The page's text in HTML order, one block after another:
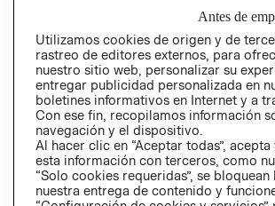
Perú (S/)
Antes de
Utilizamos cookies de origen y de
rastreo de editores externos, para
nuestro sitio web, personalizar su
entregar publicidad personalizada en
boletines informativos en Internet y a
Con ese fin, recopilamos información
navegación y el dispositivo.
Al hacer clic en “Aceptar todas”,
esta información con terceros, como
“Solo cookies requeridas”, se
nuestra entrega de contenido y